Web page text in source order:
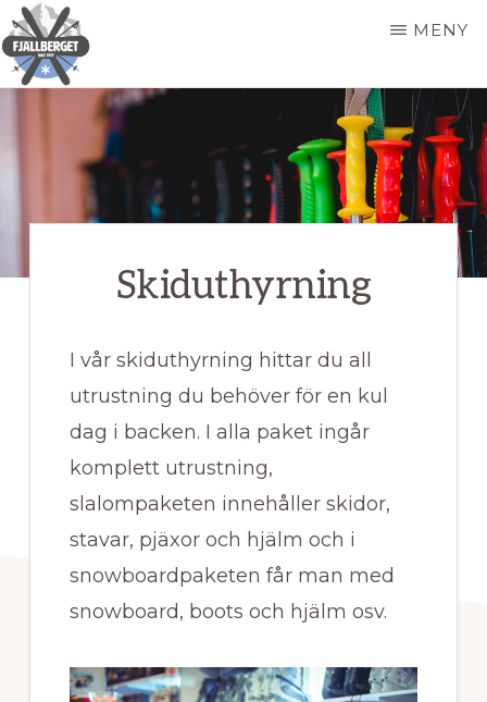
Hoppa
till
huvudinnehåll
FJÄLLBERGET
Skidåkning
hemmaplan
MENY
Skiduthyrning
I vår skiduthyrning hittar du all
utrustning du behöver för en kul
dag i backen. I alla paket ingår
komplett utrustning,
slalompaketen innehåller skidor,
stavar, pjäxor och hjälm och i
snowboardpaketen får man med
snowboard, boots och hjälm osv.